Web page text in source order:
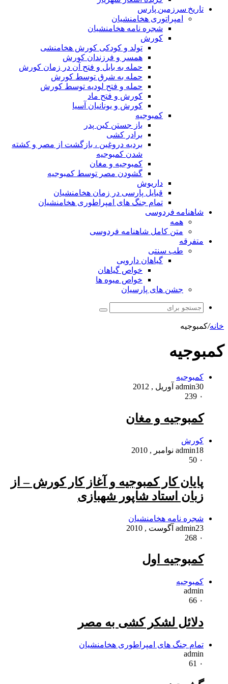
تاریخ سرزمین پارس
امپراتوری هخامنشیان
شجره نامه هخامنشیان
کورش
تولد و کودکی کورش هخامنشی
همسر و فرزندان کورش
حمله به بابل و فتح آن در زمان کورش
حمله به شرق توسط کورش
حمله و فتح لودیه توسط کورش
کورش و فتح ماد
کورش و یونانیان آسیا
کمبوجیه
باز جستن کین پدر
برادر کشی
بردیه دروغین ، بازگشت از مصر و کشته
شدن کمبوجیه
کمبوجیه و مغان
گشودن مصر توسط کمبوجیه
داریوش
قبایل پارسی در زمان هخامنشیان
تمام جنگ های امپراطوری هخامنشیان
شاهنامه فردوسی
همه
متن کامل شاهنامه فردوسی
متفرقه
طب سنتی
گیاهان دارویی
خواص گیاهان
خواص میوه ها
جشن های پارسیان
جستجو
خانه/کمبوجیه
کمبوجیه
کمبوجیه
admin30 آوریل , 2012
۰
کمبوجیه و مغان
کورش
admin18 نوامبر , 2010
۰
پایان کار کمبوجیه و آغاز کار کورش – از
زبان استاد شاپور شهبازی
شجره نامه هخامنشیان
admin23 آگوست , 2010
۰
کمبوجیه اول
کمبوجیه
admin
۰
دلائل لشکر کشی به مصر
تمام جنگ های امپراطوری هخامنشیان
admin
۰